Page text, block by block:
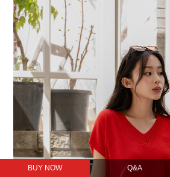
BUY NOW Q&A